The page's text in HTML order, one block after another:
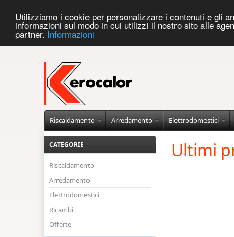
Utilizziamo i cookie per personalizzare i contenuti e gli
informazioni sul modo in cui utilizzi il nostro sito alle
partner. Informazioni
Riscaldamento Arredamento Elettrodomestici
CATEGORIE
Riscaldamento
Arredamento
Elettrodomestici
Ricambi
Offerte
Ultimi